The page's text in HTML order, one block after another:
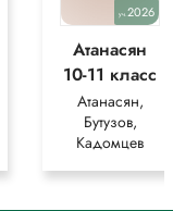
уч.2026
Атанасян
10-11 класс
Атанасян,
Бутузов,
Кадомцев